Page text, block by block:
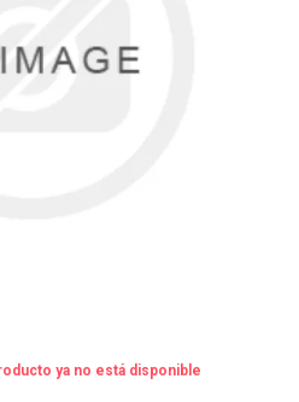
ya no está disponible